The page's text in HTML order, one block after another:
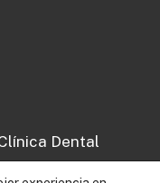
Dental